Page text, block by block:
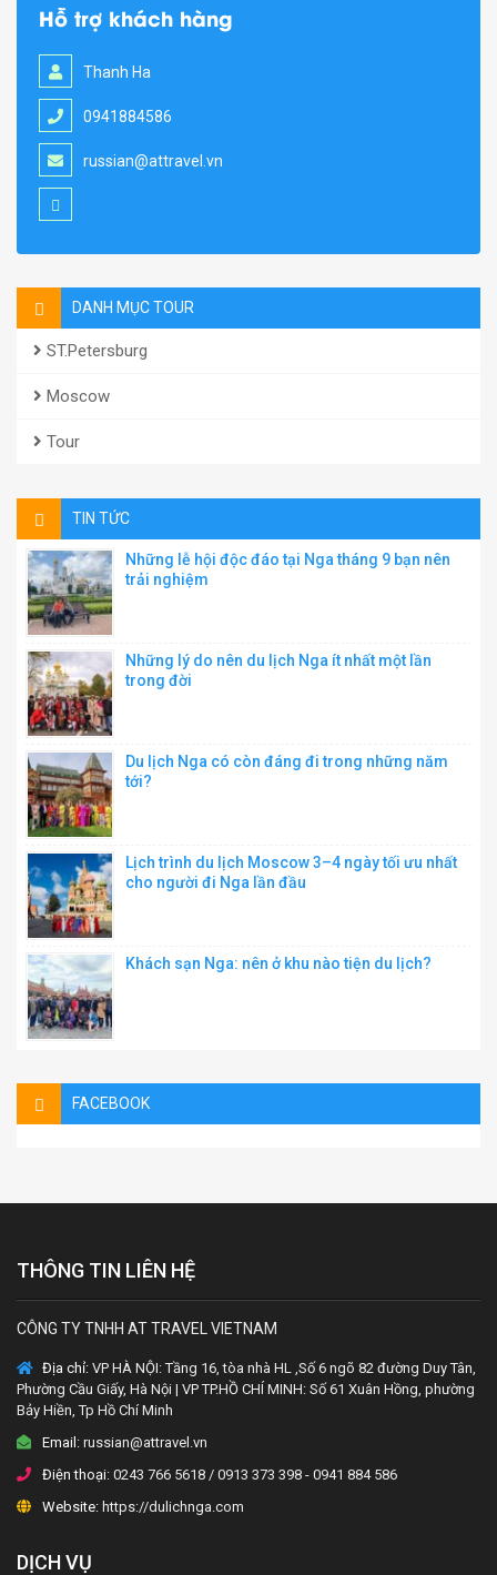
Hỗ trợ khách hàng
Thanh Ha
0941884586
russian@attravel.vn
DANH MỤC TOUR
ST.Petersburg
Moscow
Tour
TIN TỨC
Những lễ hội độc đáo tại Nga tháng 9 bạn nên
trải nghiệm
Những lý do nên du lịch Nga ít nhất một lần
trong đời
Du lịch Nga có còn đáng đi trong những năm
tới?
Lịch trình du lịch Moscow 3–4 ngày tối ưu nhất
cho người đi Nga lần đầu
Khách sạn Nga: nên ở khu nào tiện du lịch?
FACEBOOK
THÔNG TIN LIÊN HỆ
CÔNG TY TNHH AT TRAVEL VIETNAM
Địa chỉ: VP HÀ NỘI: Tầng 16, tòa nhà HL ,Số 6 ngõ 82 đường Duy Tân,
Phường Cầu Giấy, Hà Nội | VP TP.HỒ CHÍ MINH: Số 61 Xuân Hồng, phường
Bảy Hiền, Tp Hồ Chí Minh
Email: russian@attravel.vn
Điện thoại: 0243 766 5618 / 0913 373 398 - 0941 884 586
Website: https://dulichnga.com
DỊCH VỤ